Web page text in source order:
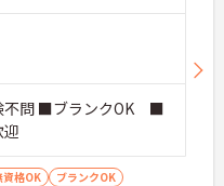
問 ■ブランクOK ■
資格OK
ブランクOK